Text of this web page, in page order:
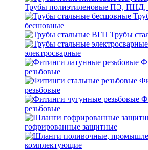
Трубы полиэтиленовые ПЭ, ПНД,
бесшовные
Трубы
электросварные
резьбовые
резьбовые
резьбовые
гофрированные защитные